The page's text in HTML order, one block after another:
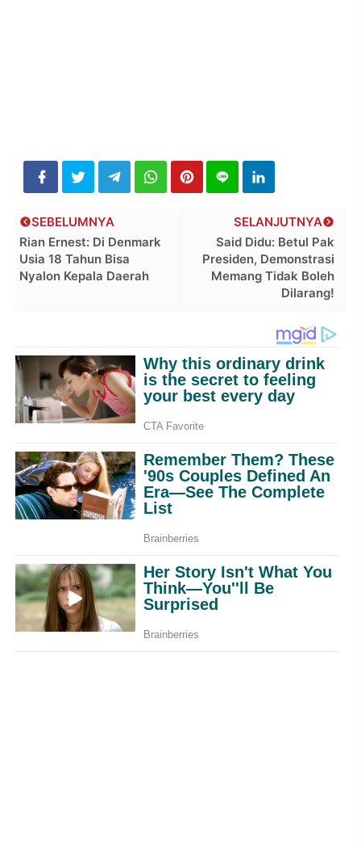
SELANJUTNYA
Said Didu: Betul Pak
Presiden, Demonstrasi
Memang Tidak Boleh
Dilarang!
SEBELUMNYA
Rian Ernest: Di Denmark
Usia 18 Tahun Bisa
Nyalon Kepala Daerah